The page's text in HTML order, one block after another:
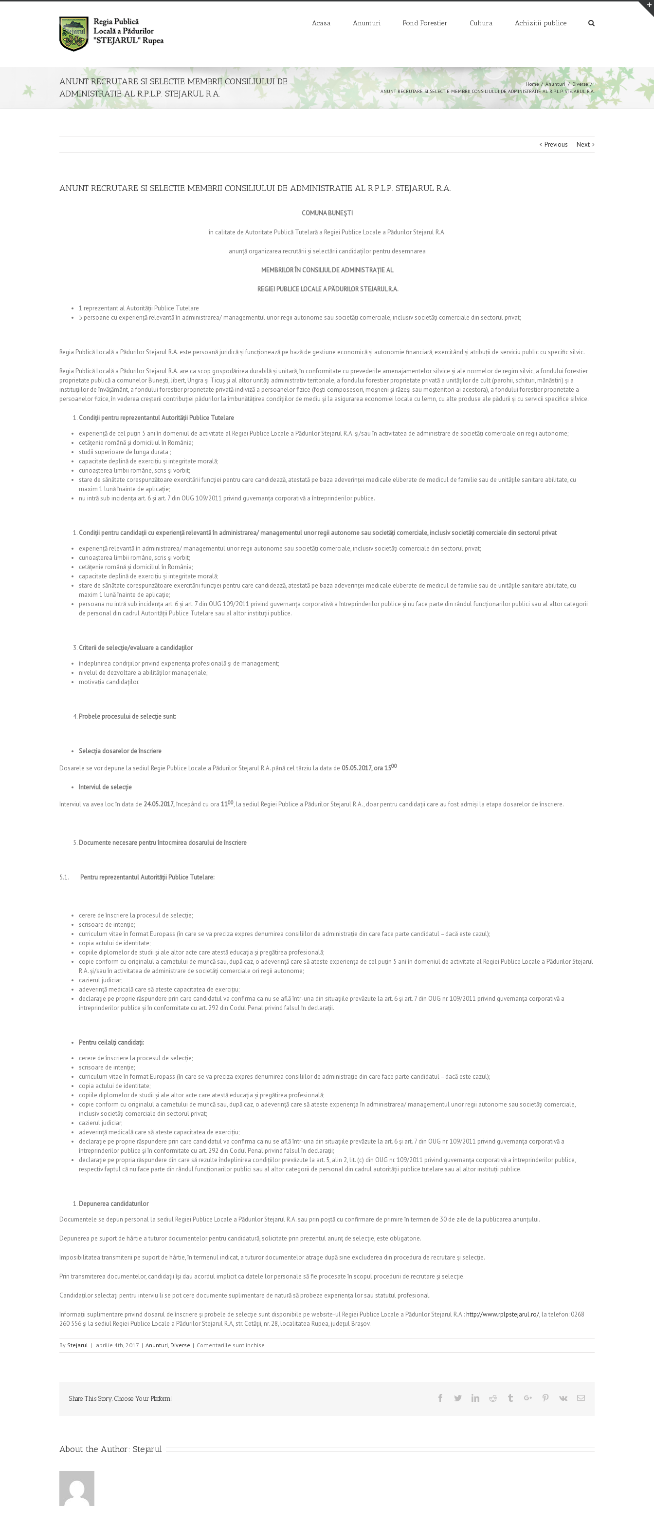
Acasa Anunturi Fond Forestier Cultura Achizitii publice
ANUNT RECRUTARE SI SELECTIE MEMBRII CONSILIULUI DE
ADMINISTRATIE AL R.P.L.P. STEJARUL R.A.
Home / Anunturi / Diverse /
ANUNT RECRUTARE SI SELECTIE MEMBRII CONSILIULUI DE ADMINISTRATIE AL R.P.L.P. STEJARUL R.A.
Previous Next
ANUNT RECRUTARE SI SELECTIE MEMBRII CONSILIULUI DE ADMINISTRATIE AL R.P.L.P. STEJARUL R.A.
COMUNA BUNEȘTI
în calitate de Autoritate Publică Tutelară a Regiei Publice Locale a Pădurilor Stejarul R.A.
anunță organizarea recrutării și selectării candidaților pentru desemnarea
MEMBRILOR ÎN CONSILIUL DE ADMINISTRAȚIE AL
REGIEI PUBLICE LOCALE A PĂDURILOR STEJARUL R.A.
1 reprezentant al Autorității Publice Tutelare
5 persoane cu experienţă relevantă în administrarea/ managementul unor regii autonome sau societăți comerciale, inclusiv societăţi comerciale din sectorul privat;
Regia Publică Locală a Pădurilor Stejarul R.A. este persoană juridică și funcționează pe bază de gestiune economică și autonomie financiară, exercitând și atribuții de serviciu public cu specific silvic.
Regia Publică Locală a Pădurilor Stejarul R.A. are ca scop gospodărirea durabilă și unitară, în conformitate cu prevederile amenajamentelor silvice și ale normelor de regim silvic, a fondului forestier
proprietate publică a comunelor Bunești, Jibert, Ungra și Ticuș și al altor unități administrativ teritoriale, a fondului forestier proprietate privată a unităților de cult (parohii, schituri, mănăstiri) și a
instituțiilor de învățământ, a fondului forestier proprietate privată indiviză a persoanelor fizice (foști composesori, moșneni și răzeși sau moștenitori ai acestora), a fondului forestier proprietate a
persoanelor fizice, în vederea creșterii contribuției pădurilor la îmbunătățirea condițiilor de mediu și la asigurarea economiei locale cu lemn, cu alte produse ale pădurii și cu servicii specifice silvice.
Condiții pentru reprezentantul Autorității Publice Tutelare
experienţă de cel puţin 5 ani în domeniul de activitate al Regiei Publice Locale a Pădurilor Stejarul R.A. şi/sau în activitatea de administrare de societăți comerciale ori regii autonome;
cetăţenie română şi domiciliul în România;
studii superioare de lunga durata ;
capacitate deplină de exercițiu și integritate morală;
cunoaşterea limbii române, scris şi vorbit;
stare de sănătate corespunzătoare exercitării funcţiei pentru care candidează, atestată pe baza adeverinţei medicale eliberate de medicul de familie sau de unităţile sanitare abilitate, cu
maxim 1 lună înainte de aplicaţie;
nu intră sub incidența art. 6 și art. 7 din OUG 109/2011 privind guvernanța corporativă a întreprinderilor publice.
Condiții pentru candidații cu experiență relevantă în administrarea/ managementul unor regii autonome sau societăți comerciale, inclusiv societăţi comerciale din sectorul privat
experienţă relevantă în administrarea/ managementul unor regii autonome sau societăți comerciale, inclusiv societăţi comerciale din sectorul privat;
cunoaşterea limbii române, scris şi vorbit;
cetăţenie română şi domiciliul în România;
capacitate deplină de exercițiu și integritate morală;
stare de sănătate corespunzătoare exercitării funcţiei pentru care candidează, atestată pe baza adeverinţei medicale eliberate de medicul de familie sau de unităţile sanitare abilitate, cu
maxim 1 lună înainte de aplicaţie;
persoana nu intră sub incidența art. 6 și art. 7 din OUG 109/2011 privind guvernanța corporativă a întreprinderilor publice și nu face parte din rândul funcționarilor publici sau al altor categorii
de personal din cadrul Autorității Publice Tutelare sau al altor instituții publice.
Criterii de selecție/evaluare a candidaților
îndeplinirea condițiilor privind experiența profesională și de management;
nivelul de dezvoltare a abilităților manageriale;
motivația candidaților.
Probele procesului de selecție sunt:
Selecția dosarelor de înscriere
Dosarele se vor depune la sediul Regie Publice Locale a Pădurilor Stejarul R.A. până cel târziu la data de 05.05.2017, ora 1500
Interviul de selecție
Interviul va avea loc în data de 24.05.2017,începând cu ora 1100, la sediul Regiei Publice a Pădurilor Stejarul R.A., doar pentru candidații care au fost admiși la etapa dosarelor de înscriere.
Documente necesare pentru întocmirea dosarului de înscriere
5.1. Pentru reprezentantul Autorității Publice Tutelare:
cerere de înscriere la procesul de selecție;
scrisoare de intenție;
curriculum vitae în format Europass (în care se va preciza expres denumirea consiliilor de administrație din care face parte candidatul –dacă este cazul);
copia actului de identitate;
copiile diplomelor de studii şi ale altor acte care atestă educația și pregătirea profesională;
copie conform cu originalul a carnetului de muncă sau, după caz, o adeverință care să ateste experiența de cel puţin 5 ani în domeniul de activitate al Regiei Publice Locale a Pădurilor Stejarul
R.A. şi/sau în activitatea de administrare de societăți comerciale ori regii autonome;
cazierul judiciar;
adeverință medicală care să ateste capacitatea de exercițiu;
declarație pe proprie răspundere prin care candidatul va confirma ca nu se află într-una din situațiile prevăzute la art. 6 și art. 7 din OUG nr. 109/2011 privind guvernanța corporativă a
întreprinderilor publice și în conformitate cu art. 292 din Codul Penal privind falsul în declarații.
Pentru ceilalți candidați:
cerere de înscriere la procesul de selecție;
scrisoare de intenție;
curriculum vitae în format Europass (în care se va preciza expres denumirea consiliilor de administrație din care face parte candidatul –dacă este cazul);
copia actului de identitate;
copiile diplomelor de studii şi ale altor acte care atestă educația și pregătirea profesională;
copie conform cu originalul a carnetului de muncă sau, după caz, o adeverință care să ateste experiența în administrarea/ managementul unor regii autonome sau societăți comerciale,
inclusiv societăți comerciale din sectorul privat;
cazierul judiciar;
adeverință medicală care să ateste capacitatea de exercițiu;
declarație pe proprie răspundere prin care candidatul va confirma ca nu se află într-una din situațiile prevăzute la art. 6 și art. 7 din OUG nr. 109/2011 privind guvernanța corporativă a
întreprinderilor publice și în conformitate cu art. 292 din Codul Penal privind falsul în declarații;
declarație pe propria răspundere din care să rezulte îndeplinirea condițiilor prevăzute la art. 5, alin 2, lit. (c) din OUG nr. 109/2011 privind guvernanța corporativă a întreprinderilor publice,
respectiv faptul că nu face parte din rândul funcționarilor publici sau al altor categorii de personal din cadrul autorității publice tutelare sau al altor instituții publice.
Depunerea candidaturilor
Documentele se depun personal la sediul Regiei Publice Locale a Pădurilor Stejarul R.A. sau prin poștă cu confirmare de primire în termen de 30 de zile de la publicarea anunțului.
Depunerea pe suport de hârtie a tuturor documentelor pentru candidatură, solicitate prin prezentul anunț de selecție, este obligatorie.
Imposibilitatea transmiterii pe suport de hârtie, în termenul indicat, a tuturor documentelor atrage după sine excluderea din procedura de recrutare și selecție.
Prin transmiterea documentelor, candidații își dau acordul implicit ca datele lor personale să fie procesate în scopul procedurii de recrutare și selecție.
Candidaților selectați pentru interviu li se pot cere documente suplimentare de natură să probeze experiența lor sau statutul profesional.
Informații suplimentare privind dosarul de înscriere și probele de selecție sunt disponibile pe website-ul Regiei Publice Locale a Pădurilor Stejarul R.A.:http://www.rplpstejarul.ro/, la telefon: 0268
260 556 și la sediul Regiei Publice Locale a Pădurilor Stejarul R.A, str. Cetății, nr. 28, localitatea Rupea, județul Brașov.
By Stejarul | aprilie 4th, 2017 | Anunturi Diverse | Comentariile sunt închise
ANUNT
R.A.
Share This Story, Choose Your Platform! Facebook
TwitterLinkedinReddit TumblrGoogle+Pinterest
Vk Email
About the Author: Stejarul